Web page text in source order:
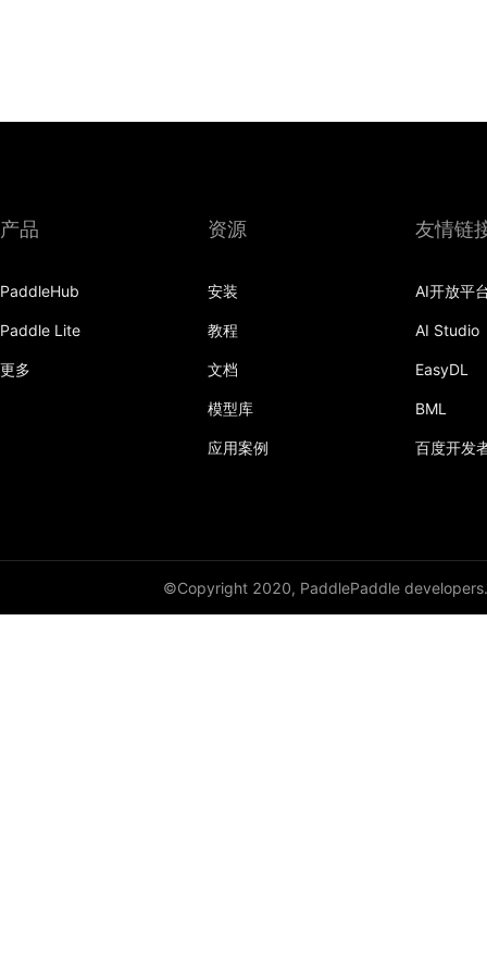
产品
PaddleHub
Paddle Lite
更多
资源
安装
教程
文档
模型库
应用案例
友情链
AI开放平
AI Studio
EasyDL
BML
百度开发
©Copyright 2020, PaddlePaddle developers.